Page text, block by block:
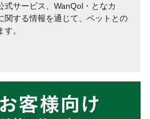
式サービス、WanQol・となカ
関する情報を通じて、ペットとの
。